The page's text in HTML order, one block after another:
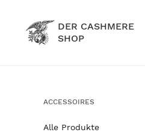
DER CASHMERE
SHOP
ACCESSOIRES
Alle Produkte